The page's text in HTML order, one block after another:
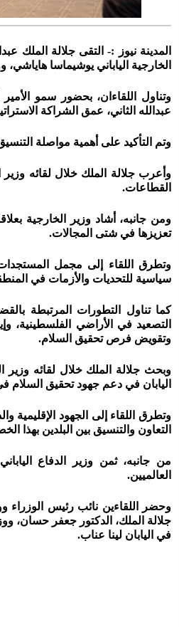
المدينة نيوز :- التقى جلالة الملك
الخارجية الياباني يوشيماسا هاياشي،
وتناول اللقاءان، بحضور سمو
عبدالله الثاني، عمق الشراكة
وتم التأكيد على أهمية مواصلة
وأعرب جلالة الملك خلال لقائه وزير
القطاعات.
ومن جانبه، أشاد وزير الخارجية
تعزيزها في شتى المجالات.
وتطرق اللقاء إلى مجمل المستجدات
سياسية للتحديات والأزمات في
كما تناول التطورات المرتبطة
التصعيد في الأراضي الفلسطينية،
وتقويض فرص تحقيق السلام.
وبحث جلالة الملك خلال لقائه وزير
اليابان في دعم جهود تحقيق السلام
وتطرق اللقاء إلى الجهود
التعاون والتنسيق بين البلدين بهذا
من جانبه، ثمن وزير الدفاع
العالميين.
وحضر اللقاءين نائب رئيس الوزراء
جلالة الملك، الدكتور جعفر حسان،
في اليابان لينا عناب.